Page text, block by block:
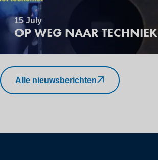
15 July
OP WEG NAAR TECHNIEK
Alle nieuwsberichten